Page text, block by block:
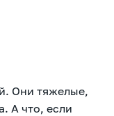
Они тяжелые,
А что, если